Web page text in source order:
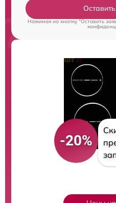
Нажимая на кнопку "Оставить
-20%